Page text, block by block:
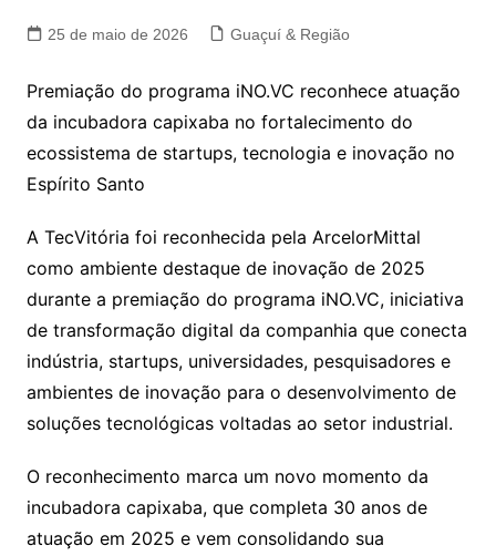
25 de maio de 2026 Guaçuí & Região
Premiação do programa iNO.VC reconhece atuação
da incubadora capixaba no fortalecimento do
ecossistema de startups, tecnologia e inovação no
Espírito Santo
A TecVitória foi reconhecida pela ArcelorMittal
como ambiente destaque de inovação de 2025
durante a premiação do programa iNO.VC, iniciativa
de transformação digital da companhia que conecta
indústria, startups, universidades, pesquisadores e
ambientes de inovação para o desenvolvimento de
soluções tecnológicas voltadas ao setor industrial.
O reconhecimento marca um novo momento da
incubadora capixaba, que completa 30 anos de
atuação em 2025 e vem consolidando sua